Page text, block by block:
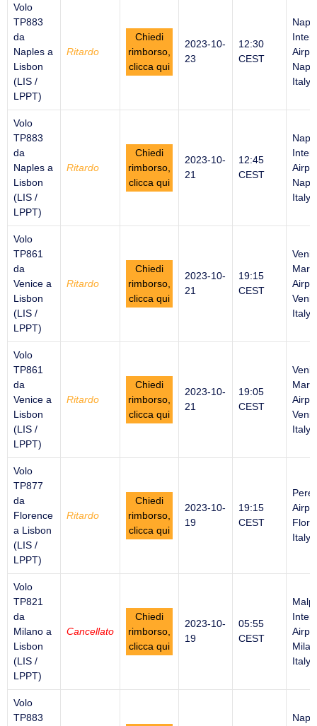
Volo
TP883
da
Naples a
Lisbon
(LIS /
LPPT)
Ritardo
Chiedi
rimborso,
clicca qui
2023-10-
23
12:30
CEST
Italy
Volo
TP883
da
Naples a
Lisbon
(LIS /
LPPT)
Ritardo
Chiedi
rimborso,
clicca qui
2023-10-
21
12:45
CEST
Italy
Volo
TP861
da
Venice a
Lisbon
(LIS /
LPPT)
Ritardo
Chiedi
rimborso,
clicca qui
2023-10-
21
19:15
CEST
Italy
Volo
TP861
da
Venice a
Lisbon
(LIS /
LPPT)
Ritardo
Chiedi
rimborso,
clicca qui
2023-10-
21
19:05
CEST
Italy
Volo
TP877
da
Florence
a Lisbon
(LIS /
LPPT)
Ritardo
Chiedi
rimborso,
clicca qui
2023-10-
19
19:15
CEST
Italy
Volo
TP821
da
Milano a
Lisbon
(LIS /
LPPT)
Cancellato
Chiedi
rimborso,
clicca qui
2023-10-
19
05:55
CEST
Italy
Volo
TP883